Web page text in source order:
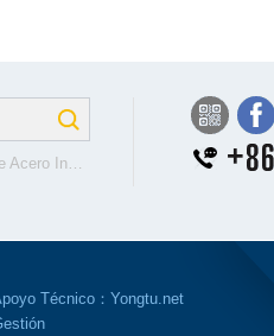
Inoxidable Chapas de Acero
+
Técnico：Yongtu.net